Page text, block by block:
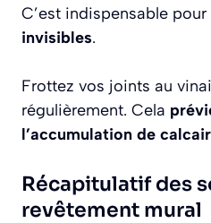
C’est indispensable pour
invisibles.
Frottez vos joints au
régulièrement. Cela
l’accumulation de
Récapitulatif des
revêtement mural